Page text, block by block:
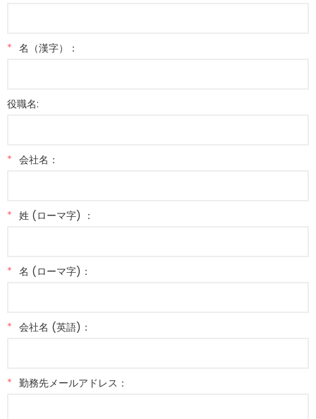
* 名（漢字）：
役職名:
* 会社名：
* 姓 (ローマ字) ：
* 名 (ローマ字)：
* 会社名 (英語)：
* 勤務先メールアドレス：